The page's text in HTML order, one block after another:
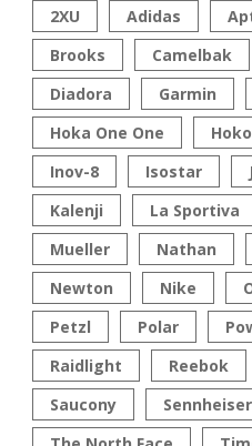
2XU Adidas
Brooks
Camelbak
Diadora
Garmin
Hoka One One
Hoko
Inov-8
Isostar
Kalenji
La Sportiva
Mueller
Nathan
Newton
Nike
Petzl
Polar
Raidlight
Reebok
Saucony
Sennheiser